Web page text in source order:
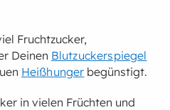
Fruchtzucker,
Deinen Blutzuckerspiegel
Heißhunger begünstigt.
in vielen Früchten und